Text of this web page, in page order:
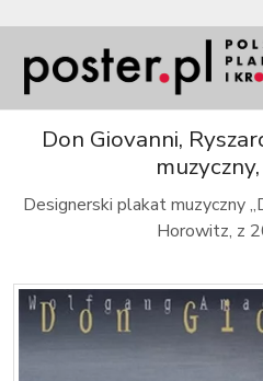
Don Giovanni,
Designerski plakat muzyczny
Horowitz, z